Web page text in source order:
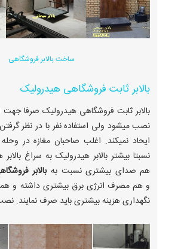
ساخت بالابر فروشگاهی
بالابر ثابت فروشگاهی هیدرولیک
بالابر ثابت فروشگاهی هیدرولیک صرفا جهت
نصب میشود ولی استفاده نفر با در نظر
ایحاد نمیکند. اغلب صاحبان مغازه در
نسبتا بیشتر بالابر هیدرولیک به سراغ
هم صدای بیشتری نسبت بهبالابر
و هم مصرف انرژی برق بیشتری داشته و
نگهداری هزینه بیشتری باید صرف نمایند.